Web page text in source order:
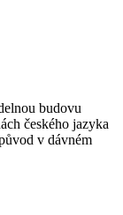
budovu
českého jazyka
v dávném